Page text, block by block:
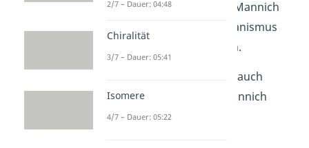
Dieser Artikel hilft dir die Mannich
Reaktion und ihren Mechanismus
ganz einfach zu verstehen.
Am besten schaust du dir auch
direkt unser
zur Mannich
Reaktion an.
2/7 – Dauer: 04:48
Chiralität
3/7 – Dauer: 05:41
Isomere
4/7 – Dauer: 05:22